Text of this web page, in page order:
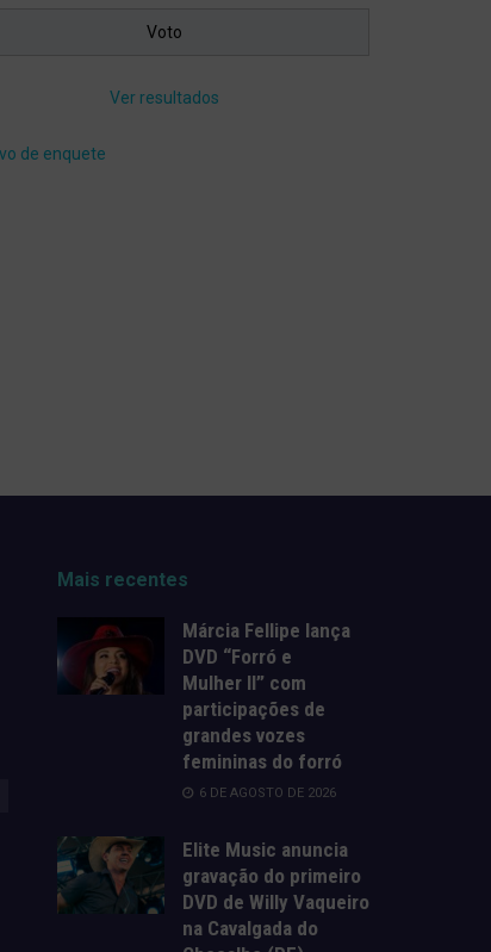
Ver resultados
de enquete
Mais recentes
Márcia Fellipe lança
DVD “Forró e
Mulher II” com
participações de
grandes vozes
femininas do forró
6 DE AGOSTO DE 2026
Elite Music anuncia
gravação do primeiro
DVD de Willy Vaqueiro
na Cavalgada do